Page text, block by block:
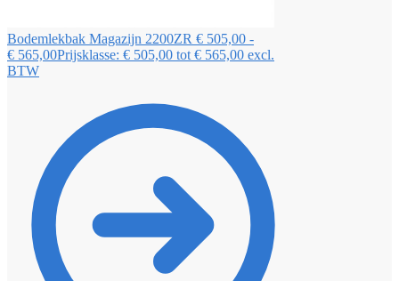
Bodemlekbak Magazijn 2200ZR € 505,00 -
€ 565,00Prijsklasse: € 505,00 tot € 565,00 excl.
BTW